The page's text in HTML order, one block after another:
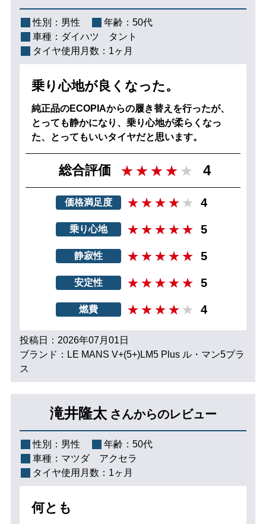
性別： 男性 年齢： 50代
車種： ダイハツ タント
タイヤ使用月数： 1ヶ月
乗り心地が良くなった。
純正品のECOPIAからの履き替えを行ったが、
とっても静かになり、乗り心地が柔らくなっ
た、とってもいいタイヤだと思います。
総合評価 4
価格満足度 4
乗り心地 5
静寂性 5
安定性 5
燃費 4
投稿日：2026年07月01日
ブランド：LE MANS V+(5+)LM5 Plus ル・マン5プラ
ス
滝井隆太 さんからのレビュー
性別： 男性 年齢： 50代
車種： マツダ アクセラ
タイヤ使用月数： 1ヶ月
何とも